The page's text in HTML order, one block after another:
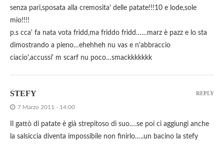
senza pari,sposata alla cremosita' delle patate!!!10 e lode,sole
mio!!!!
p.s cca' fa nata vota fridd,ma friddo fridd……marz è pazz e lo sta
dimostrando a pieno…ehehheh nu vas e n'abbraccio
ciacio',accussi' m scarf nu poco…smackkkkkkk
STEFY
7 Marzo 2011 - 14:00
Il gattò di patate è già strepitoso di suo….se poi ci aggiungi anche
la salsiccia diventa impossibile non finirlo…..un bacino la stefy
REPLY